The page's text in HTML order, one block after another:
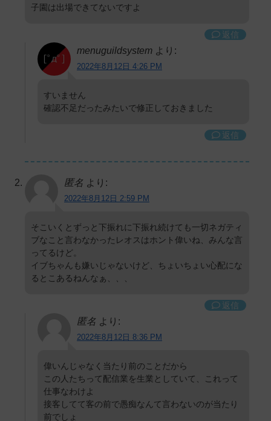
子園は出場できてないですよ
返信
menuguildsystem より:
2022年8月12日 4:26 PM
すいません
確認不足だったみたいで修正しておきました
返信
匿名 より:
2022年8月12日 2:59 PM
そこいくとずっと下振れに下振れ続けても一切ネガティ
ブなこと言わなかったレオスはホント偉いね、みんな言
ってるけど。
イブちゃんも嫌いじゃないけど、ちょいちょい心配にな
るとこあるねんなぁ、、、
返信
匿名 より:
2022年8月12日 8:36 PM
偉いんじゃなく当たり前のことだから
この人たちって配信業を生業としていて、これって
仕事なわけよ
接客してて客の前で愚痴なんて言わないのが当たり
前でしょ